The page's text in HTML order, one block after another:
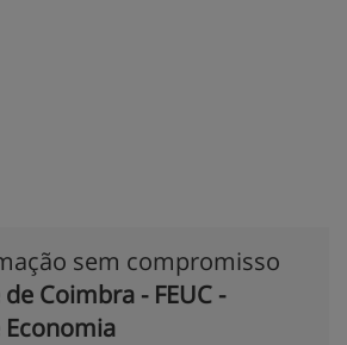
sem compromisso
Coimbra - FEUC -
Economia